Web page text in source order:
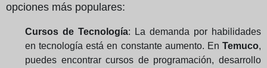
opciones más populares:
Cursos de Tecnología: La demanda por habilidades
en tecnología está en constante aumento. En Temuco,
puedes encontrar cursos de programación, desarrollo